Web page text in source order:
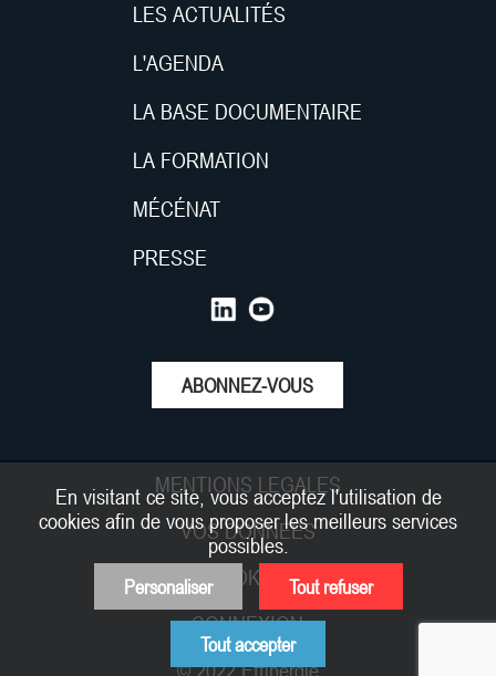
LES ACTUALITÉS
L'AGENDA
LA BASE DOCUMENTAIRE
LA FORMATION
MÉCÉNAT
PRESSE
ABONNEZ-VOUS
MENTIONS LEGALES
VOS DONNEES
COOKIES
CONNEXION
En visitant ce site, vous acceptez l'utilisation de
cookies afin de vous proposer les meilleurs services
possibles.
Personaliser Tout refuser
Tout accepter